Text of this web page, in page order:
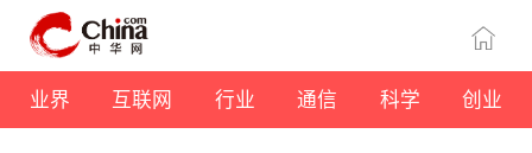
业界 互联网 行业 通信 科学 创业